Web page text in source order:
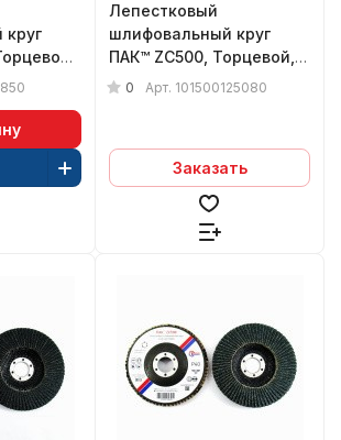
Лепестковый
шлифовальный круг
ПАК™ ZС500, Торцевой,
Плоский, Ø125х22 мм,
0 Арт. 101500125080
Заказать